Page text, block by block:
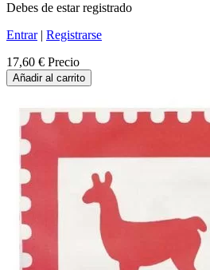
Debes de estar registrado
Entrar| Registrarse
17,60 € Precio
Añadir al carrito